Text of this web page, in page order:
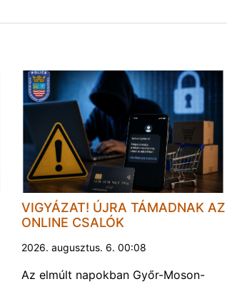
VIGYÁZAT! ÚJRA TÁMADNAK AZ
ONLINE CSALÓK
2026. augusztus. 6. 00:08
Az elmúlt napokban Győr-Moson-